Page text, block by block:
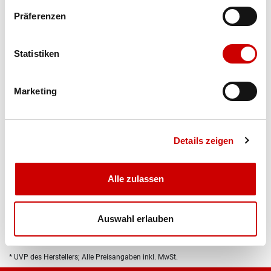
Präferenzen
Statistiken
Marketing
Details zeigen
Alle zulassen
Auswahl erlauben
IN DEN WARENKORB
Bis 17:00 Uhr bestellen: morgen geliefert - ab CHF 50.00
Produktbeschreibung
* UVP des Herstellers; Alle Preisangaben inkl. MwSt.